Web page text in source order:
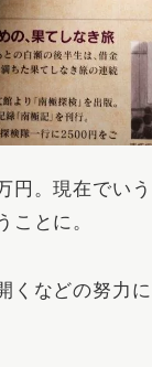
円。現在でいう
ことに。
くなどの努力